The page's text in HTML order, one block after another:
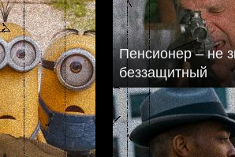
Пенсионер – не
беззащитный